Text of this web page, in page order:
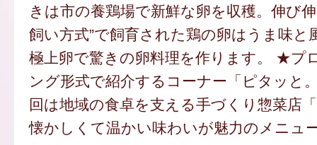
きは市の養鶏場で新鮮な卵を収穫。伸び
飼い方式”で飼育された鶏の卵はうま味と
極上卵で驚きの卵料理を作ります。 ★プ
ング形式で紹介するコーナー「ピタッと
回は地域の食卓を支える手づくり惣菜店
懐かしくて温かい味わいが魅力のメニュ